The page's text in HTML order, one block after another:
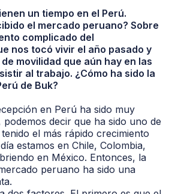
un tiempo en el Perú.
el mercado peruano? Sobre
complicado del
nos tocó vivir el año pasado y
movilidad que aún hay en las
al trabajo. ¿Cómo ha sido la
de Buk?
en Perú ha sido muy
decir que ha sido uno de
el más rápido crecimiento
estamos en Chile, Colombia,
en México. Entonces, la
peruano ha sido una